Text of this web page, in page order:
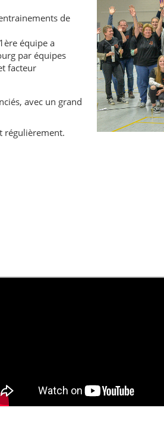
de
équipe a
par équipes
facteur
avec un grand
régulièrement.